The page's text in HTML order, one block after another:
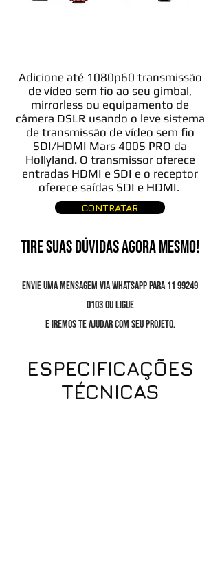
Adicione até 1080p60 transmissão
de vídeo sem fio ao seu gimbal,
mirrorless ou equipamento de
câmera DSLR usando o leve sistema
de transmissão de vídeo sem fio
SDI/HDMI Mars 400S PRO da
Hollyland. O transmissor oferece
entradas HDMI e SDI e o receptor
oferece saídas SDI e HDMI.
CONTRATAR
TIRE SUAS DÚVIDAS AGORA MESMO!
Envie uma mensagem via Whatsapp para11 99249
0103ou ligue
e iremos te ajudar com seu projeto.
ESPECIFICAÇÕES
TÉCNICAS